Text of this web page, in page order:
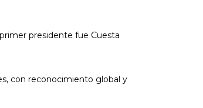
presidente fue Cuesta
con reconocimiento global y